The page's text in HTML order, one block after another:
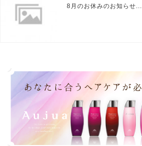
8月のお休みのお知らせ...